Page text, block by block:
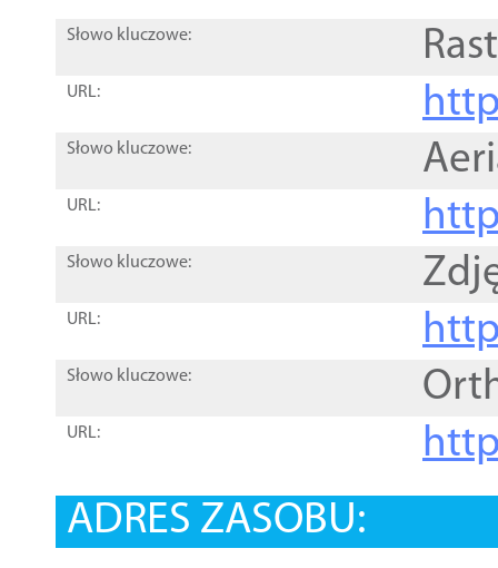
Słowo kluczowe:
URL:
Słowo kluczowe:
URL:
Słowo kluczowe:
URL:
Słowo kluczowe:
URL:
ADRES ZASOBU: